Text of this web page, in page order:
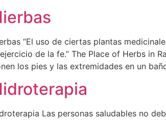
“El uso de ciertas plantas
de la fe.” The Place of Herbs in
los pies y las extremidades en un
Las personas saludables no